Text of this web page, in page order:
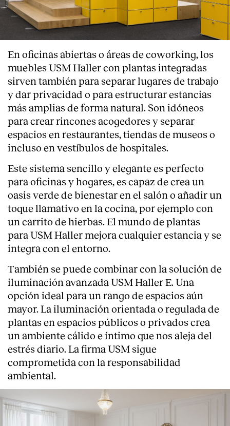
En oficinas abiertas o áreas de coworking, los
muebles USM Haller con plantas integradas
sirven también para separar lugares de trabajo
y dar privacidad o para estructurar estancias
más amplias de forma natural. Son idóneos
para crear rincones acogedores y separar
espacios en restaurantes, tiendas de museos o
incluso en vestíbulos de hospitales.
Este sistema sencillo y elegante es perfecto
para oficinas y hogares, es capaz de crea un
oasis verde de bienestar en el salón o añadir un
toque llamativo en la cocina, por ejemplo con
un carrito de hierbas. El mundo de plantas
para USM Haller mejora cualquier estancia y se
integra con el entorno.
También se puede combinar con la solución de
iluminación avanzada USM Haller E. Una
opción ideal para un rango de espacios aún
mayor. La iluminación orientada o regulada de
plantas en espacios públicos o privados crea
un ambiente cálido e íntimo que nos aleja del
estrés diario. La firma USM sigue
comprometida con la responsabilidad
ambiental.